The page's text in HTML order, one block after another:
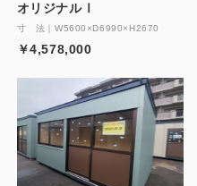
オリジナルⅠ
寸 法｜W5600×D6990×H2670
￥4,578,000